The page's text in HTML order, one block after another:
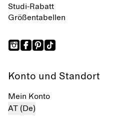
Studi-Rabatt
Größentabellen
Konto und Standort
Mein Konto
AT (De)